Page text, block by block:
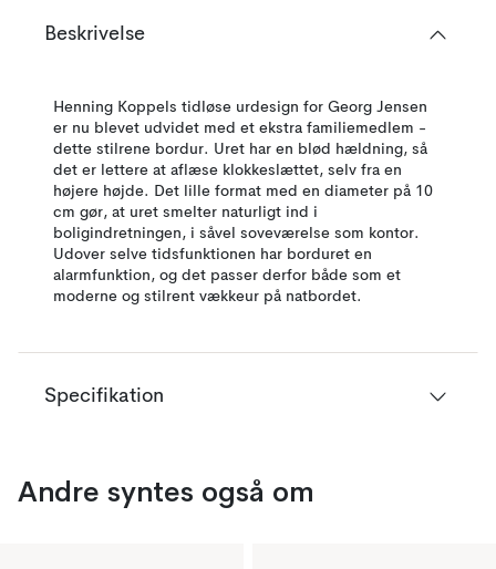
Beskrivelse
Henning Koppels tidløse urdesign for Georg Jensen
er nu blevet udvidet med et ekstra familiemedlem -
dette stilrene bordur. Uret har en blød hældning, så
det er lettere at aflæse klokkeslættet, selv fra en
højere højde. Det lille format med en diameter på 10
cm gør, at uret smelter naturligt ind i
boligindretningen, i såvel soveværelse som kontor.
Udover selve tidsfunktionen har borduret en
alarmfunktion, og det passer derfor både som et
moderne og stilrent vækkeur på natbordet.
Specifikation
Andre syntes også om